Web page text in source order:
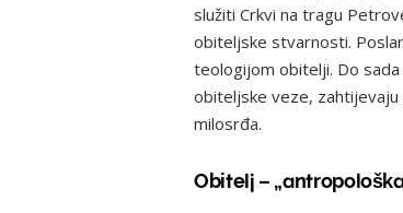
služiti Crkvi na tragu
obiteljske stvarnosti.
teologijom obitelji. Do
obiteljske veze, zahtijevaju
milosrđa.
Obitelj –